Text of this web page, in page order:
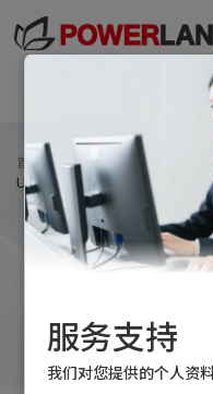
首页> 产品中心> 锂电池充电
Usmile系列 33W USB-C便携式
服务支持
我们对您提供的个人资